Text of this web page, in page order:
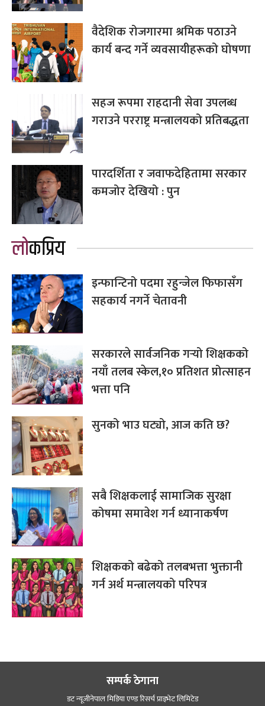
वैदेशिक रोजगारमा श्रमिक पठाउने
कार्य बन्द गर्ने व्यवसायीहरूको घोषणा
सहज रूपमा राहदानी सेवा उपलब्ध
गराउने परराष्ट्र मन्त्रालयको प्रतिबद्धता
पारदर्शिता र जवाफदेहितामा सरकार
कमजोर देखियो : पुन
लोकप्रिय
इन्फान्टिनो पदमा रहुन्जेल फिफासँग
सहकार्य नगर्ने चेतावनी
सरकारले सार्वजनिक गर्‍यो शिक्षकको
नयाँ तलब स्केल,१० प्रतिशत प्रोत्साहन
भत्ता पनि
सुनको भाउ घट्यो, आज कति छ?
सबै शिक्षकलाई सामाजिक सुरक्षा
कोषमा समावेश गर्न ध्यानाकर्षण
शिक्षकको बढेको तलबभत्ता भुक्तानी
गर्न अर्थ मन्त्रालयको परिपत्र
सम्पर्क ठेगाना
डट न्यूजीनेपाल मिडिया एण्ड रिसर्च प्राइभेट लिमिटेड